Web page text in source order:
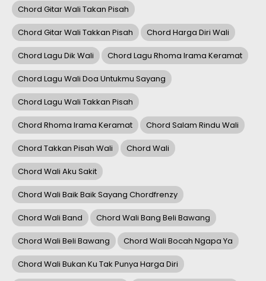
Chord Gitar Wali Takan Pisah
Chord Gitar Wali Takkan Pisah Chord Harga Diri Wali
Chord Lagu Dik Wali Chord Lagu Rhoma Irama Keramat
Chord Lagu Wali Doa Untukmu Sayang
Chord Lagu Wali Takkan Pisah
Chord Rhoma Irama Keramat Chord Salam Rindu Wali
Chord Takkan Pisah Wali Chord Wali
Chord Wali Aku Sakit
Chord Wali Baik Baik Sayang Chordfrenzy
Chord Wali Band Chord Wali Bang Beli Bawang
Chord Wali Beli Bawang Chord Wali Bocah Ngapa Ya
Chord Wali Bukan Ku Tak Punya Harga Diri